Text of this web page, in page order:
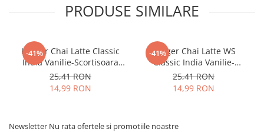
PRODUSE SIMILARE
-41%
Kruger Chai Latte Classic
India Vanilie-Scortisoara
10x25g
25,41 RON
14,99 RON
-41%
Kruger Chai Latte WS
Classic India Vanilie-
Scortisoara 10x14g
25,41 RON
14,99 RON
Newsletter Nu rata ofertele si promotiile noastre